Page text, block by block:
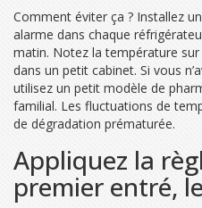
Comment éviter ça ? Installez
alarme dans chaque
matin. Notez la température
dans un petit cabinet. Si vous
utilisez un petit modèle de
familial. Les fluctuations de
de dégradation prématurée.
Appliquez la
premier entré,